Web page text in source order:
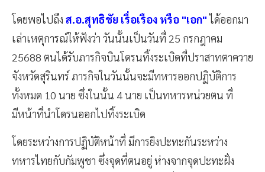
โดยพอไปถึง ส.อ.สุทธิชัย เรื่อเรือง หรือ "เอก"ได้ออกมา
เล่าเหตุการณ์ให้ฟังว่า วันนั้นเป็นวันที่ 25 กรกฎาคม
25688 ตนได้รับภารกิจบินโดรนทิ้งระเบิดที่ปราสาทตาควาย
จังหวัดสุรินทร์ ภารกิจในวันนั้นจะมีทหารออกปฏิบัติการ
ทั้งหมด 10 นาย ซึ่งในนั้น 4 นาย เป็นทหารหน่วยตน ที่
มีหน้าที่นำโดรนออกไปทิ้งระเบิด
โดยระหว่างการปฏิบัติหน้าที่ มีการยิงปะทะกันระหว่าง
ทหารไทยกับกัมพูชา ซึ่งจุดที่ตนอยู่ ห่างจากจุดปะทะฝั่ง